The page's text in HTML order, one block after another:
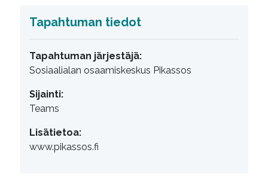
Tapahtuman tiedot
Tapahtuman järjestäjä:
Sosiaalialan osaamiskeskus Pikassos
Sijainti:
Teams
Lisätietoa:
www.pikassos.fi